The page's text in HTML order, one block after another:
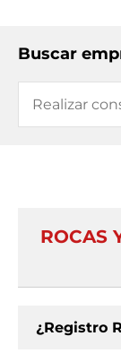
Buscar
ROCAS
¿Registro